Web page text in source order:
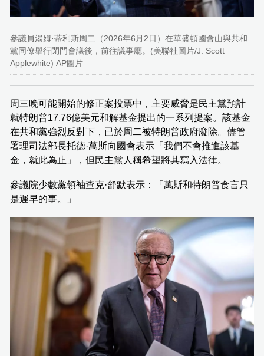
參議員湯姆·蒂利斯周二（2026年6月2日）在華盛頓國會山與共和
黨同僚舉行閉門會議後，前往議事廳。(美聯社圖片/J. Scott
Applewhite) AP圖片
周三晚可能開始的修正案投票中，主要威脅是民主黨預計
就特朗普17.76億美元和解基金提出的一系列提案。該基金
在共和黨強烈反對下，已於周二被特朗普政府廢除。儘管
署理司法部長托德·萬斯向國會表示「我們不會推進該基
金，就此為止」，但民主黨人稱希望將其寫入法律。
參議院少數黨領袖查克·舒默表示：「萬斯和特朗普食言只
是遲早的事。」